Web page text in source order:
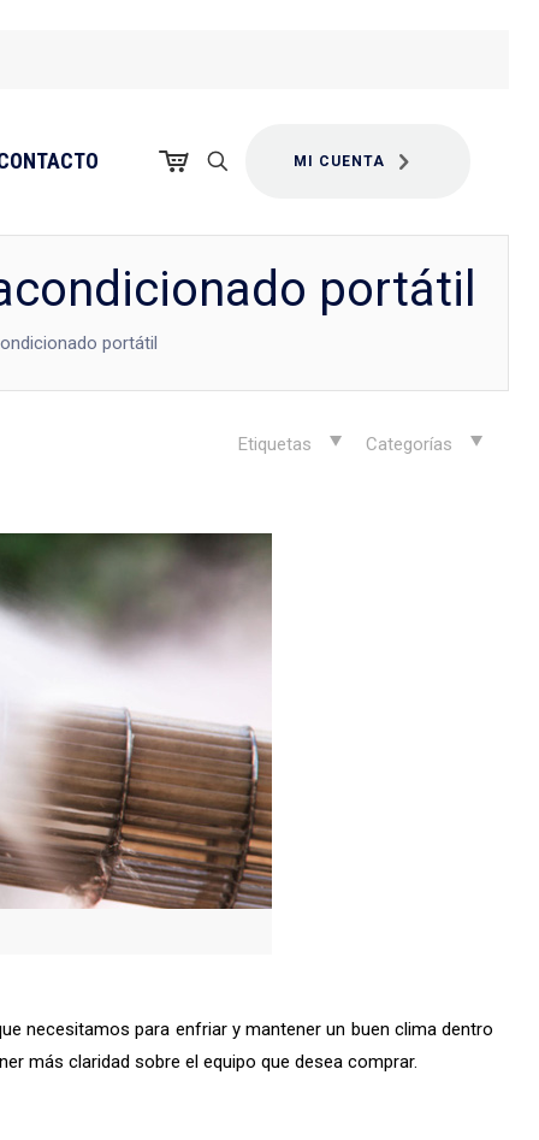
MI CUENTA
portátil
portátil
Categorías
Etiquetas
necesitamos para enfriar y mantener un buen clima dentro
más claridad sobre el equipo que desea comprar.